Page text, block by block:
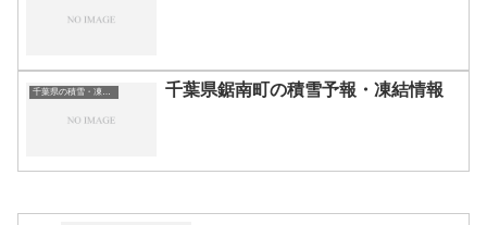
千葉県の積雪・凍結情報 千葉県鋸南町の積雪予報・凍結情報